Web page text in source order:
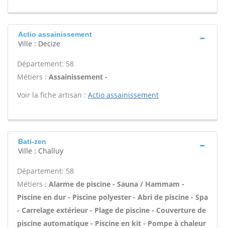
Actio assainissement
Ville : Decize
Département: 58
Métiers : Assainissement -
Voir la fiche artisan : Actio assainissement
Bati-zen
Ville : Challuy
Département: 58
Métiers : Alarme de piscine - Sauna / Hammam -
Piscine en dur - Piscine polyester - Abri de piscine - Spa
- Carrelage extérieur - Plage de piscine - Couverture de
piscine automatique - Piscine en kit - Pompe à chaleur